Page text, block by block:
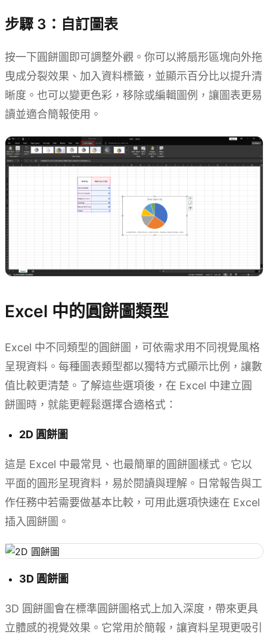
步驟 3：自訂圖表
按一下圓餅圖即可調整外觀。你可以將扇形區塊向外拖
曳成分裂效果、加入資料標籤，並顯示百分比以提升清
晰度。也可以變更色彩，移除或編輯圖例，讓圖表更易
讀並適合簡報使用。
Excel 中的圓餅圖類型
Excel 中不同類型的圓餅圖，可依需求用不同視覺風格
呈現資料。每種圖表類型都以獨特方式顯示比例，讓數
值比較更清楚。了解這些選項後，在 Excel 中建立圓
餅圖時，就能更輕鬆選擇合適格式：
2D 圓餅圖
這是 Excel 中最常見、也最簡單的圓餅圖樣式。它以
平面的圓形呈現資料，易於閱讀與理解。日常報告與工
作任務中若需要做基本比較，可用此選項快速在 Excel
插入圓餅圖。
3D 圓餅圖
3D 圓餅圖會在標準圓餅圖格式上加入深度，帶來更具
立體感的視覺效果。它常用於簡報，讓資料呈現更吸引